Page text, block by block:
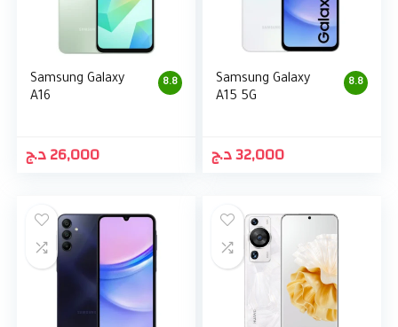
8.8
Samsung Galaxy
A16
26,000د.ج
8.8
Samsung Galaxy
A15 5G
32,000د.ج